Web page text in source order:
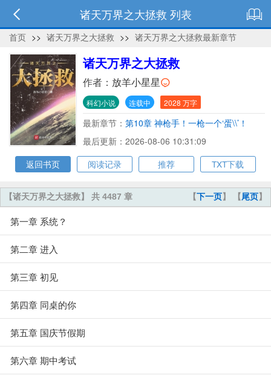
诸天万界之大拯救 列表
首页 >> 诸天万界之大拯救 >> 诸天万界之大拯救最新章节
诸天万界之大拯救
作者： 放羊小星星
科幻小说 连载中 2028 万字
最新章节： 第10章 神枪手！一枪一个‘蛋\\’！
最后更新：2026-08-06 10:31:09
返回书页
阅读记录 推荐 TXT下载
【下一页】 【尾页】
【诸天万界之大拯救】 共 4487 章
第一章 系统？
第二章 进入
第三章 初见
第四章 同桌的你
第五章 国庆节假期
第六章 期中考试